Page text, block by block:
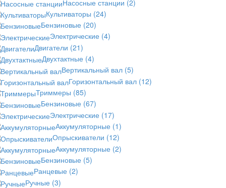
Насосные станции (2)
Культиваторы (24)
Бензиновые (20)
Электрические (4)
Двигатели (21)
Двухтактные (4)
Вертикальный вал (5)
Горизонтальный вал (12)
Триммеры (85)
Бензиновые (67)
Электрические (17)
Аккумуляторные (1)
Опрыскиватели (12)
Аккумуляторные (2)
Бензиновые (5)
Ранцевые (2)
Ручные (3)